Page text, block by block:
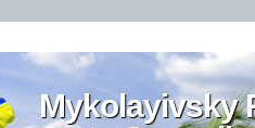
Mykolayivsky